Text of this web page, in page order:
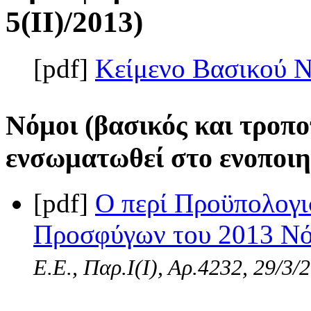
5(II)/2013)
[pdf] Κείμενο Βασικού
Νόμοι (βασικός και
ενσωματωθεί στο
[pdf] Ο περί
Προσφύγων του 2013
Ε.Ε., Παρ.Ι(I), Αρ.4232, 29/3/